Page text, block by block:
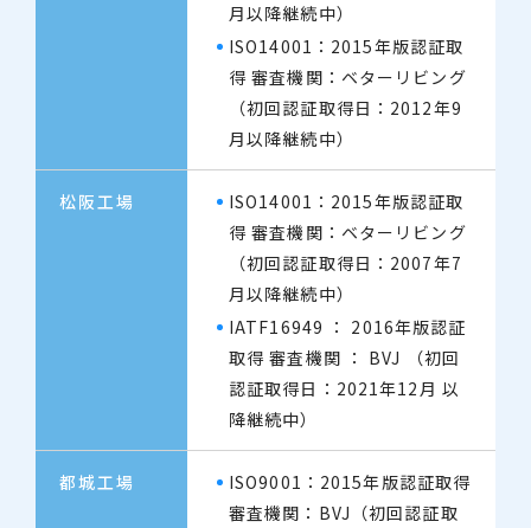
月以降継続中）
ISO14001：2015年版認証取
得 審査機関：ベターリビング
（初回認証取得日：2012年9
月以降継続中）
松阪工場
ISO14001：2015年版認証取
得 審査機関：ベターリビング
（初回認証取得日：2007年7
月以降継続中）
IATF16949 ： 2016年版認証
取得 審査機関 ： BVJ （初回
認証取得日：2021年12月 以
降継続中）
都城工場
ISO9001：2015年版認証取得
審査機関：BVJ（初回認証取